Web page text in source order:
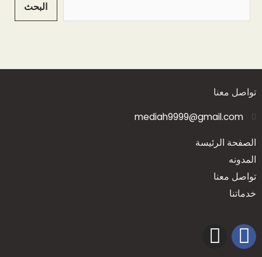
البحث
تواصل معنا
mediah9999@gmail.com
الصفحة الرئيسة
المدونه
تواصل معنا
خدماتنا
F
I